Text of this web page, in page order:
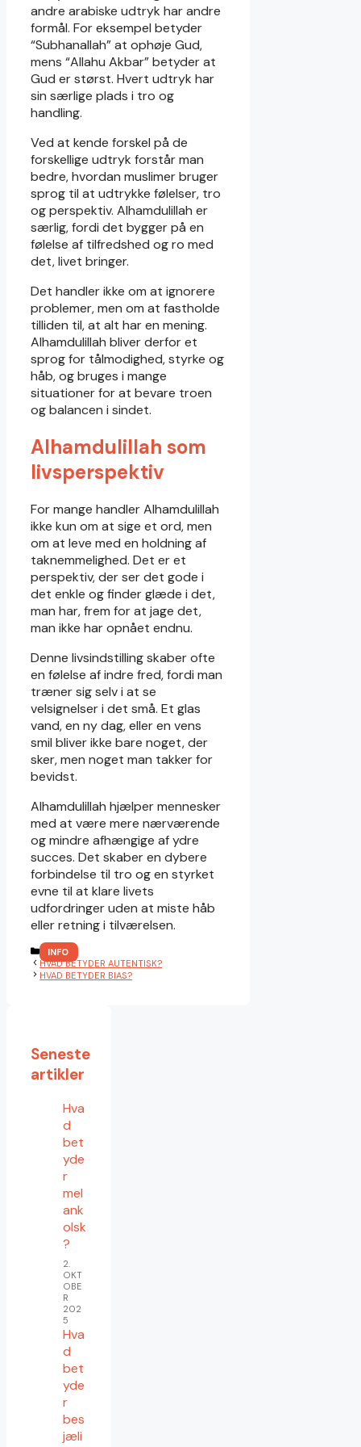
andre arabiske udtryk har andre
formål. For eksempel betyder
“Subhanallah” at ophøje Gud,
mens “Allahu Akbar” betyder at
Gud er størst. Hvert udtryk har
sin særlige plads i tro og
handling.
Ved at kende forskel på de
forskellige udtryk forstår man
bedre, hvordan muslimer bruger
sprog til at udtrykke følelser, tro
og perspektiv. Alhamdulillah er
særlig, fordi det bygger på en
følelse af tilfredshed og ro med
det, livet bringer.
Det handler ikke om at ignorere
problemer, men om at fastholde
tilliden til, at alt har en mening.
Alhamdulillah bliver derfor et
sprog for tålmodighed, styrke og
håb, og bruges i mange
situationer for at bevare troen
og balancen i sindet.
Alhamdulillah som
livsperspektiv
For mange handler Alhamdulillah
ikke kun om at sige et ord, men
om at leve med en holdning af
taknemmelighed. Det er et
perspektiv, der ser det gode i
det enkle og finder glæde i det,
man har, frem for at jage det,
man ikke har opnået endnu.
Denne livsindstilling skaber ofte
en følelse af indre fred, fordi man
træner sig selv i at se
velsignelser i det små. Et glas
vand, en ny dag, eller en vens
smil bliver ikke bare noget, der
sker, men noget man takker for
bevidst.
Alhamdulillah hjælper mennesker
med at være mere nærværende
og mindre afhængige af ydre
succes. Det skaber en dybere
forbindelse til tro og en styrket
evne til at klare livets
udfordringer uden at miste håb
eller retning i tilværelsen.
KATEGORIER
INFO
HVAD BETYDER AUTENTISK?
HVAD BETYDER BIAS?
Seneste
artikler
Hva
d
bet
yde
r
mel
ank
olsk
?
2.
OKT
OBE
R
202
5
Hva
d
bet
yde
r
bes
jæli